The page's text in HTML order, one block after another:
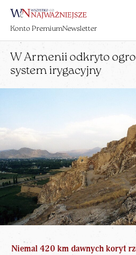
Konto PremiumNewsletter
W Armenii odkryto
system irygacyjny
Niemal 420 kmdawnych koryt